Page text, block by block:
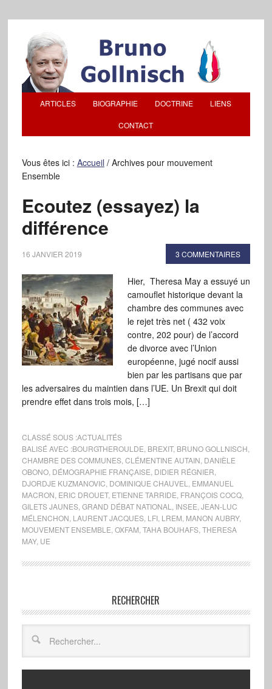
ARTICLES BIOGRAPHIE DOCTRINE LIENS
CONTACT
Vous êtes ici : Accueil /Archives pour mouvement
Ensemble
Ecoutez (essayez) la
différence
16 JANVIER 2019 3 COMMENTAIRES
Hier, Theresa May a essuyé un
camouflet historique devant la
chambre des communes avec
le rejet très net ( 432 voix
contre, 202 pour) de l’accord
de divorce avec l’Union
européenne, jugé nocif aussi
bien par les partisans que par
les adversaires du maintien dans l’UE. Un Brexit qui doit
prendre effet dans trois mois, […]
CLASSÉ SOUS :ACTUALITÉS
BALISÉ AVEC :BOURGTHEROULDE BREXIT, BRUNO GOLLNISCH
CHAMBRE DES COMMUNES, CLÉMENTINE AUTAIN DANIÈLE
OBONO, DÉMOGRAPHIE FRANÇAISE DIDIER RÉGNIER
DJORDJE KUZMANOVIC DOMINIQUE CHAUVEL
EMMANUEL
MACRON ERIC DROUET, ETIENNE TARRIDE FRANÇOIS COCQ,
GILETS JAUNES, GRAND DÉBAT NATIONAL INSEE JEAN-LUC
MÉLENCHON LAURENT JACQUES, LFI, LREM MANON AUBRY,
MOUVEMENT ENSEMBLE OXFAM TAHA BOUHAFS, THERESA
MAY, UE
RECHERCHER